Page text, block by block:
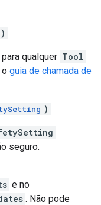
)
qualquer Tool
o guia de chamada de
)
seguro.
e no
. Não pode